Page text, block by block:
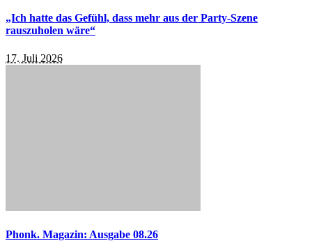
„Ich hatte das Gefühl, dass mehr aus der Party-Szene
rauszuholen wäre“
17. Juli 2026
Phonk. Magazin: Ausgabe 08.26